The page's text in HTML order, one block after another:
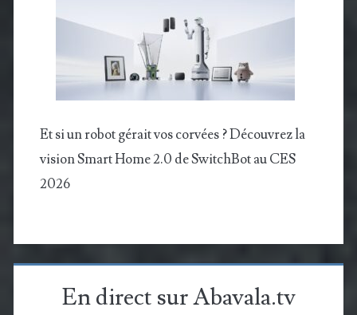
Et si un robot gérait vos corvées ? Découvrez la
vision Smart Home 2.0 de SwitchBot au CES
2026
En direct sur Abavala.tv